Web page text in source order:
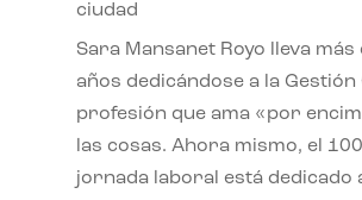
ciudad
Sara Mansanet Royo lleva más
años dedicándose a la
profesión que ama «por
las cosas. Ahora mismo, el
jornada laboral está dedicado